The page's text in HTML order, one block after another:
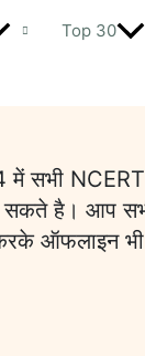
Top 30
सभी
सकते है। आप
ऑफलाइन